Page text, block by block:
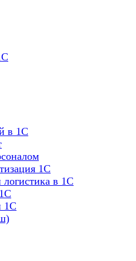
в 1С
1С
в 1С
1С